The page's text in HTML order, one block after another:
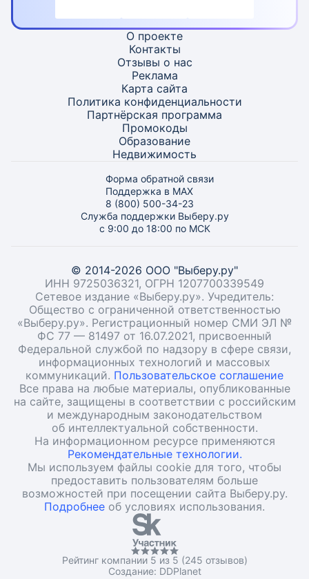
О проекте
Контакты
Отзывы о нас
Реклама
Карта сайта
Политика конфиденциальности
Партнёрская программа
Промокоды
Образование
Недвижимость
Форма обратной связи
Поддержка в MAX
8 (800) 500-34-23
Служба поддержки Выберу.ру
с 9:00 до 18:00 по МСК
© 2014-2026 ООО "Выберу.ру"
ИНН 9725036321, ОГРН 1207700339549
Сетевое издание «Выберу.ру». Учредитель:
Общество с ограниченной ответственностью
«Выберу.ру». Регистрационный номер СМИ ЭЛ №
ФС 77 — 81497 от 16.07.2021, присвоенный
Федеральной службой по надзору в сфере связи,
информационных технологий и массовых
коммуникаций. Пользовательское соглашение
Все права на любые материалы, опубликованные
на сайте, защищены в соответствии с российским
и международным законодательством
об интеллектуальной собственности.
На информационном ресурсе применяются
Рекомендательные технологии.
Мы используем файлы cookie для того, чтобы
предоставить пользователям больше
возможностей при посещении сайта Выберу.ру.
Подробнее об условиях использования.
Рейтинг компании 5 из 5 (245 отзывов)
Создание: DDPlanet